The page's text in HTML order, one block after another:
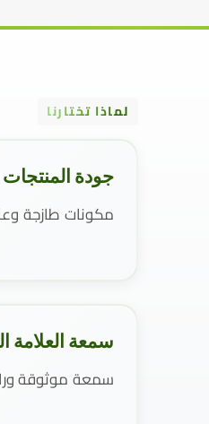
لماذا تختارنا
جودة المنتجات
مكونات طازجة
سمعة العلامة
سمعة موثوقة